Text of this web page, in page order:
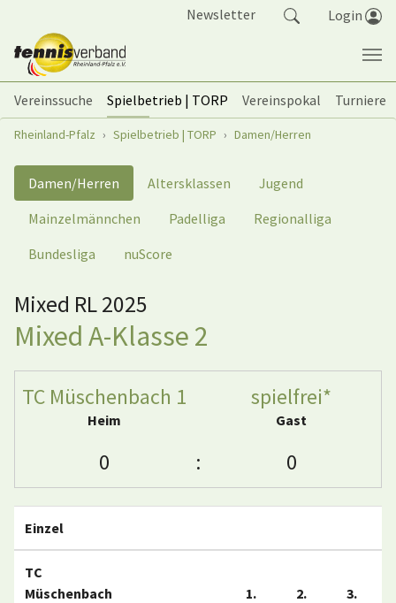
Newsletter Login
Vereinssuche Spielbetrieb | TORP Vereinspokal
Turniere
Sie sind hier:
Rheinland-Pfalz Spielbetrieb | TORP Damen/Herren
Damen/Herren Altersklassen
Jugend
Mainzelmännchen
Padelliga
Regionalliga
Bundesliga
nuScore
Mixed RL 2025
Mixed A-Klasse 2
TC Müschenbach 1
Heim
spielfrei*
Gast
0 : 0
Einzel
TC
Müschenbach
1.
2.
3.